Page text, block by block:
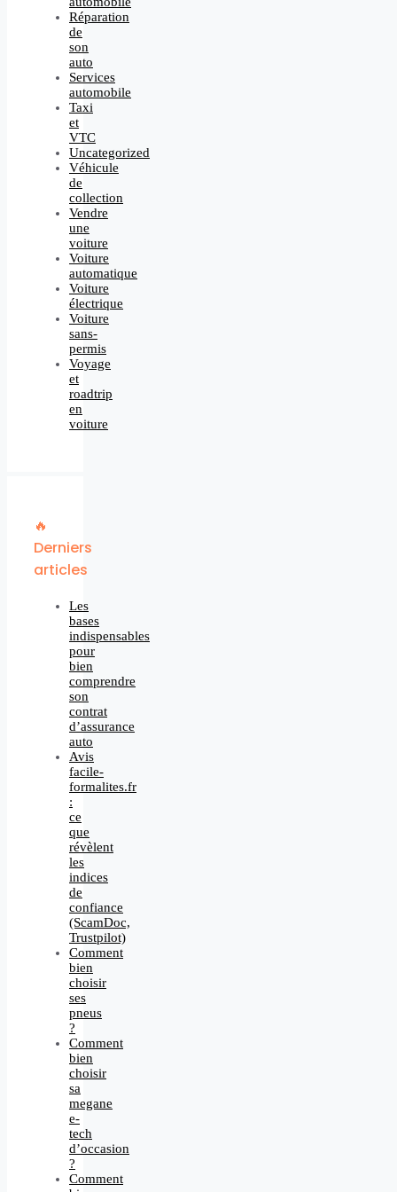
Réparation
de
son
auto
Services
automobile
Taxi
et
VTC
Uncategorized
Véhicule
de
collection
Vendre
une
voiture
Voiture
automatique
Voiture
électrique
Voiture
sans-
permis
Voyage
et
roadtrip
en
voiture
🔥
Derniers
articles
Les
bases
indispensables
pour
bien
comprendre
son
contrat
d’assurance
auto
Avis
facile-
formalites.fr
:
ce
que
révèlent
les
indices
de
confiance
(ScamDoc,
Trustpilot)
Comment
bien
choisir
ses
pneus
?
Comment
bien
choisir
sa
megane
e-
tech
d’occasion
?
Comment